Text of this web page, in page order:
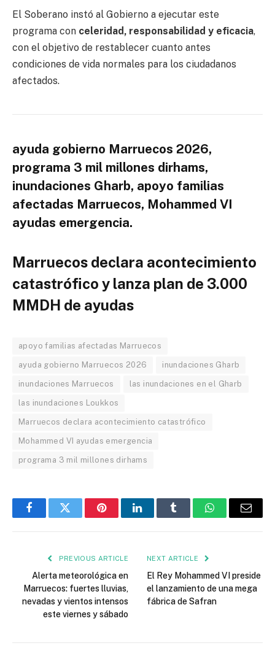
El Soberano instó al Gobierno a ejecutar este
programa con celeridad, responsabilidad y eficacia,
con el objetivo de restablecer cuanto antes
condiciones de vida normales para los ciudadanos
afectados.
ayuda gobierno Marruecos 2026,
programa 3 mil millones dirhams,
inundaciones Gharb, apoyo familias
afectadas Marruecos, Mohammed VI
ayudas emergencia.
Marruecos declara acontecimiento
catastrófico y lanza plan de 3.000
MMDH de ayudas
apoyo familias afectadas Marruecos
ayuda gobierno Marruecos 2026 inundaciones Gharb
inundaciones Marruecos las inundaciones en el Gharb
las inundaciones Loukkos
Marruecos declara acontecimiento catastrófico
Mohammed VI ayudas emergencia
programa 3 mil millones dirhams
FacebookTwitter PinterestLinkedInTumblr WhatsAppEmail
PREVIOUS ARTICLE
Alerta meteorológica en
Marruecos: fuertes lluvias,
nevadas y vientos intensos
este viernes y sábado
NEXT ARTICLE
El Rey Mohammed VI preside
el lanzamiento de una mega
fábrica de Safran